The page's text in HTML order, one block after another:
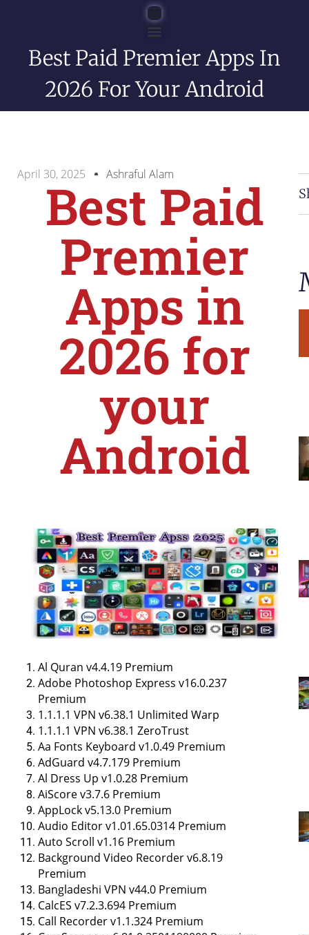
Best Paid Premier Apps In
2026 For Your Android
April 30, 2025 Ashraful Alam
Best Paid
Premier
Apps in
2026 for
your
Android
Al Quran v4.4.19 Premium
Adobe Photoshop Express v16.0.237
Premium
1.1.1.1 VPN v6.38.1 Unlimited Warp
1.1.1.1 VPN v6.38.1 ZeroTrust
Aa Fonts Keyboard v1.0.49 Premium
AdGuard v4.7.179 Premium
Al Dress Up v1.0.28 Premium
AiScore v3.7.6 Premium
AppLock v5.13.0 Premium
Audio Editor v1.01.65.0314 Premium
Auto Scroll v1.16 Premium
Background Video Recorder v6.8.19
Premium
Bangladeshi VPN v44.0 Premium
CalcES v7.2.3.694 Premium
Call Recorder v1.1.324 Premium